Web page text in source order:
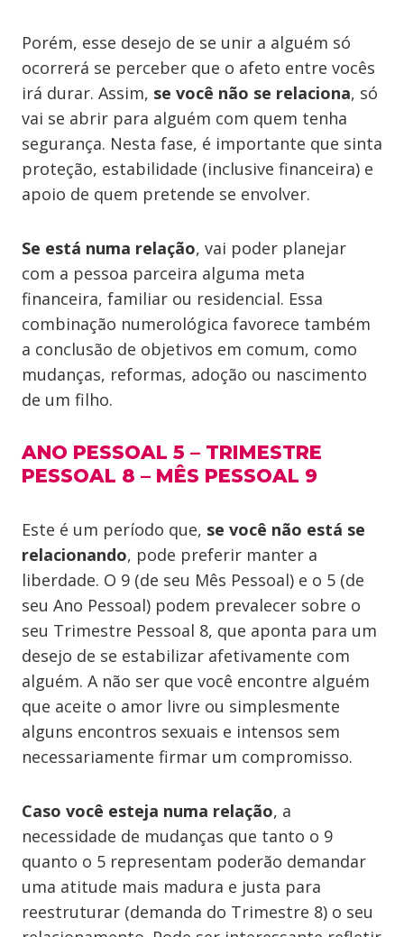
Porém, esse desejo de se unir a alguém só
ocorrerá se perceber que o afeto entre vocês
irá durar. Assim, se você não se relaciona, só
vai se abrir para alguém com quem tenha
segurança. Nesta fase, é importante que sinta
proteção, estabilidade (inclusive financeira) e
apoio de quem pretende se envolver.
Se está numa relação, vai poder planejar
com a pessoa parceira alguma meta
financeira, familiar ou residencial. Essa
combinação numerológica favorece também
a conclusão de objetivos em comum, como
mudanças, reformas, adoção ou nascimento
de um filho.
ANO PESSOAL 5 – TRIMESTRE
PESSOAL 8 – MÊS PESSOAL 9
Este é um período que, se você não está se
relacionando, pode preferir manter a
liberdade. O 9 (de seu Mês Pessoal) e o 5 (de
seu Ano Pessoal) podem prevalecer sobre o
seu Trimestre Pessoal 8, que aponta para um
desejo de se estabilizar afetivamente com
alguém. A não ser que você encontre alguém
que aceite o amor livre ou simplesmente
alguns encontros sexuais e intensos sem
necessariamente firmar um compromisso.
Caso você esteja numa relação, a
necessidade de mudanças que tanto o 9
quanto o 5 representam poderão demandar
uma atitude mais madura e justa para
reestruturar (demanda do Trimestre 8) o seu